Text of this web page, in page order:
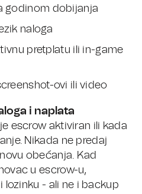
godinom dobijanja
naloga
pretplatu ili in-game
ovi ili video
i naplata
escrow aktiviran ili kada
Nikada ne predaj
obećanja. Kad
u escrow-u,
lozinku - ali ne i backup